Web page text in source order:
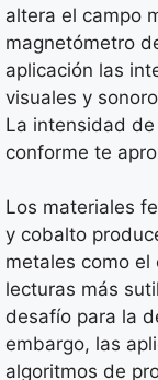
altera el campo
magnetómetro
aplicación las
visuales y
La intensidad
conforme te
Los materiales
y cobalto
metales como el
lecturas más
desafío para la
embargo, las
algoritmos de